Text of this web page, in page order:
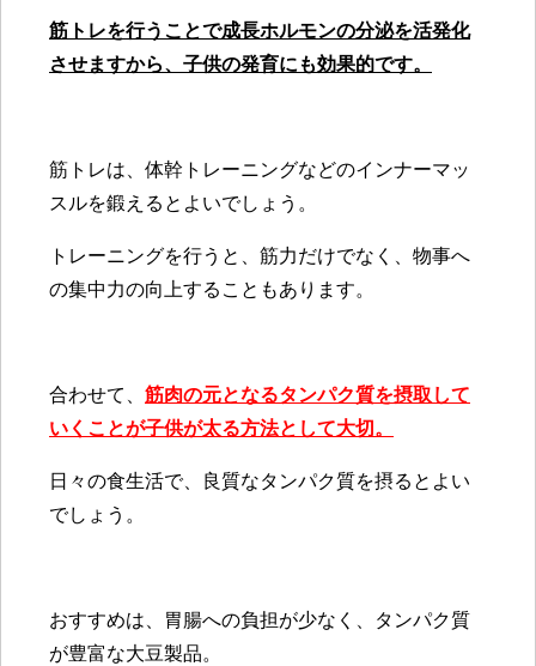
筋トレを行うことで成長ホルモンの分泌を活発化
させますから、子供の発育にも効果的です。
筋トレは、体幹トレーニングなどのインナーマッ
スルを鍛えるとよいでしょう。
トレーニングを行うと、筋力だけでなく、物事へ
の集中力の向上することもあります。
合わせて、 筋肉の元となるタンパク質を摂取して
いくことが子供が太る方法として大切。
日々の食生活で、良質なタンパク質を摂るとよい
でしょう。
おすすめは、胃腸への負担が少なく、タンパク質
が豊富な大豆製品。